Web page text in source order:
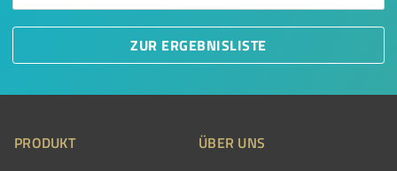
ZUR ERGEBNISLISTE
PRODUKT ÜBER UNS